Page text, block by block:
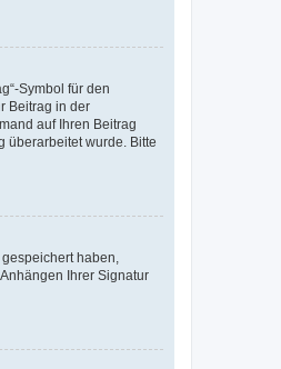
Symbol für den
Beitrag in der
auf Ihren Beitrag
überarbeitet wurde. Bitte
haben,
Ihrer Signatur